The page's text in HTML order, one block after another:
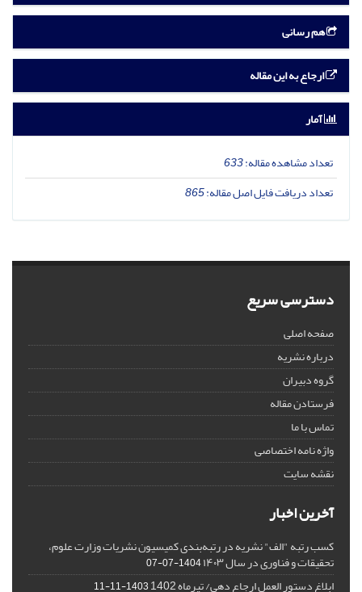
هم رسانی
ارجاع به این مقاله
آمار
تعداد مشاهده مقاله:633
تعداد دریافت فایل اصل مقاله:865
دسترسی سریع
صفحه اصلی
درباره نشریه
گروه دبیران
فرستادن مقاله
تماس با ما
واژه نامه اختصاصی
نقشه سایت
آخرین اخبار
کسب رتبه "الف" نشریه در رتبه‌بندی کمیسیون نشریات وزارت علوم،
تحقیقات و فناوری در سال ۱۴۰۳ 1404-07-07
ابلاغ دستور العمل ارجاع دهی/ تیرماه 1402 1403-11-11